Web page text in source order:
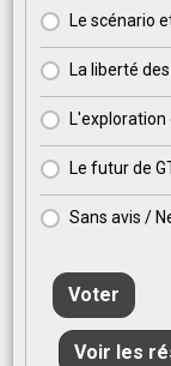
Le scénario
La liberté
Le futur de
Sans avis /
Voter
Voir les